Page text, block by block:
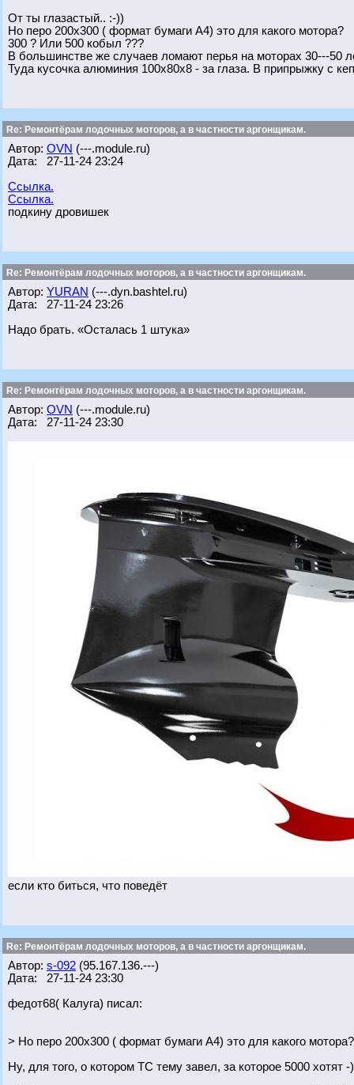
От ты глазастый.. :-))
Но перо 200х300 ( формат бумаги А4) это для какого мотора?
300 ? Или 500 кобыл ???
В большинстве же случаев ломают перья на моторах 30---50
Туда кусочка алюминия 100х80х8 - за глаза. В припрыжку с
Re: Ремонтёрам лодочных моторов, а в частности аргонщикам.
Автор: OVN (---.module.ru)
Дата: 27-11-24 23:24
Ссылка.
Ссылка.
подкину дровишек
Re: Ремонтёрам лодочных моторов, а в частности аргонщикам.
Автор: YURAN (---.dyn.bashtel.ru)
Дата: 27-11-24 23:26
Надо брать. «Осталась 1 штука»
Re: Ремонтёрам лодочных моторов, а в частности аргонщикам.
Автор: OVN (---.module.ru)
Дата: 27-11-24 23:30
если кто биться, что поведёт
Re: Ремонтёрам лодочных моторов, а в частности аргонщикам.
Автор: s-092 (95.167.136.---)
Дата: 27-11-24 23:30
федот68( Калуга) писал:
> Но перо 200х300 ( формат бумаги А4) это для какого мотора?
Ну, для того, о котором ТС тему завел, за которое 5000 хотят -)